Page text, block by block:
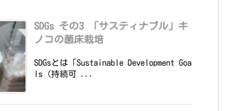
SDGs その3 「サスティナブル」キ
ノコの菌床栽培
SDGsとは「Sustainable Development Goa
ls（持続可 ...